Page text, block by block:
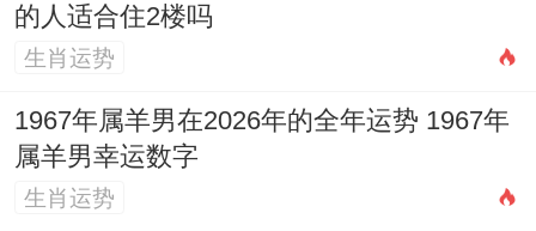
水、木、土旺之大运，则可有效引通流年火
气，成了「身旺任官杀」「财官印相生」的
佳局，创业可成，若行金旺之大运，则加剧
比劫争财，再逢火年克身，多为劳碌争斗，
收获有限，务必审视自身完整的八字命盘与
的人适合住2楼吗
生肖运势
1967年属羊男在2026年的全年运势 1967年
属羊男幸运数字
生肖运势